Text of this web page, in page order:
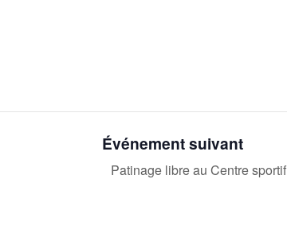
Événement suivant
Patinage libre au Centre sportif